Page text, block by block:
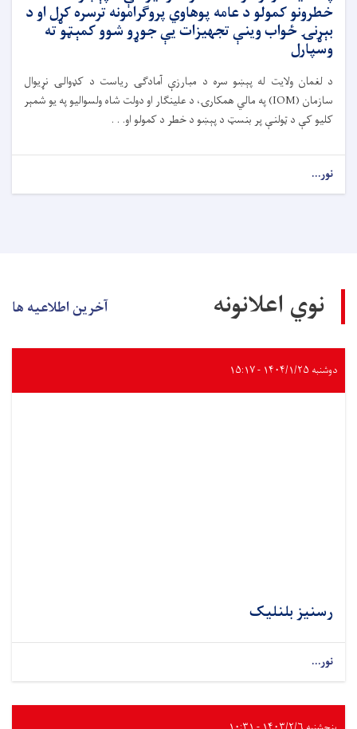
خطرونو کمولو د عامه پوهاوي پروګرامونه ترسره کړل او د
بېړنۍ ځواب وینې تجهیزات یې جوړو شوو کمېټو ته
وسپارل
د لغمان ولایت له پېښو سره د مبارزې آمادګۍ ریاست د کډوالۍ نړیوال
سازمان (IOM) په مالي همکارۍ، د علینګار او دولت شاه ولسوالیو په یو شمېر
کلیو کې د ټولنې پر بنسټ د پېښو د خطر د کمولو او. . .
نور...
نوي اعلانونه آخرین اطلاعیه ها
دوشنبه ۱۴۰۴/۱/۲۵ - ۱۵:۱۷
رسنیز بلنلیک
نور...